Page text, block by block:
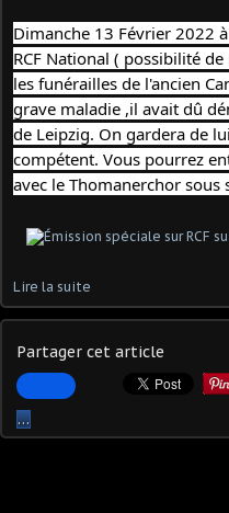
Dimanche 13 Février 2022
RCF National ( possibilité
les funérailles de l'ancien
grave maladie ,il avait dû
de Leipzig. On gardera de
compétent. Vous pourrez
avec le Thomanerchor sous
Lire la suite
Partager cet article
…